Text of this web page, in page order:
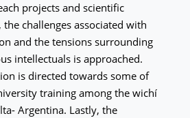
projects and scientific
challenges associated with
and the tensions surrounding
intellectuals is approached.
is directed towards some of
training among the wichí
Argentina. Lastly, the